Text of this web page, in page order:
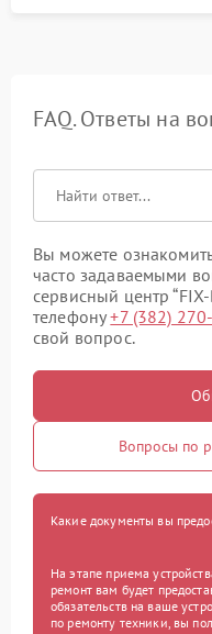
FAQ. Ответы на
Вы можете
часто задаваемыми
сервисный центр
телефону+7 (382)
свой вопрос.
Вопросы по
Какие документы вы
На этапе приема
ремонт вам будет
обязательств на ваше
по ремонту техники, вы